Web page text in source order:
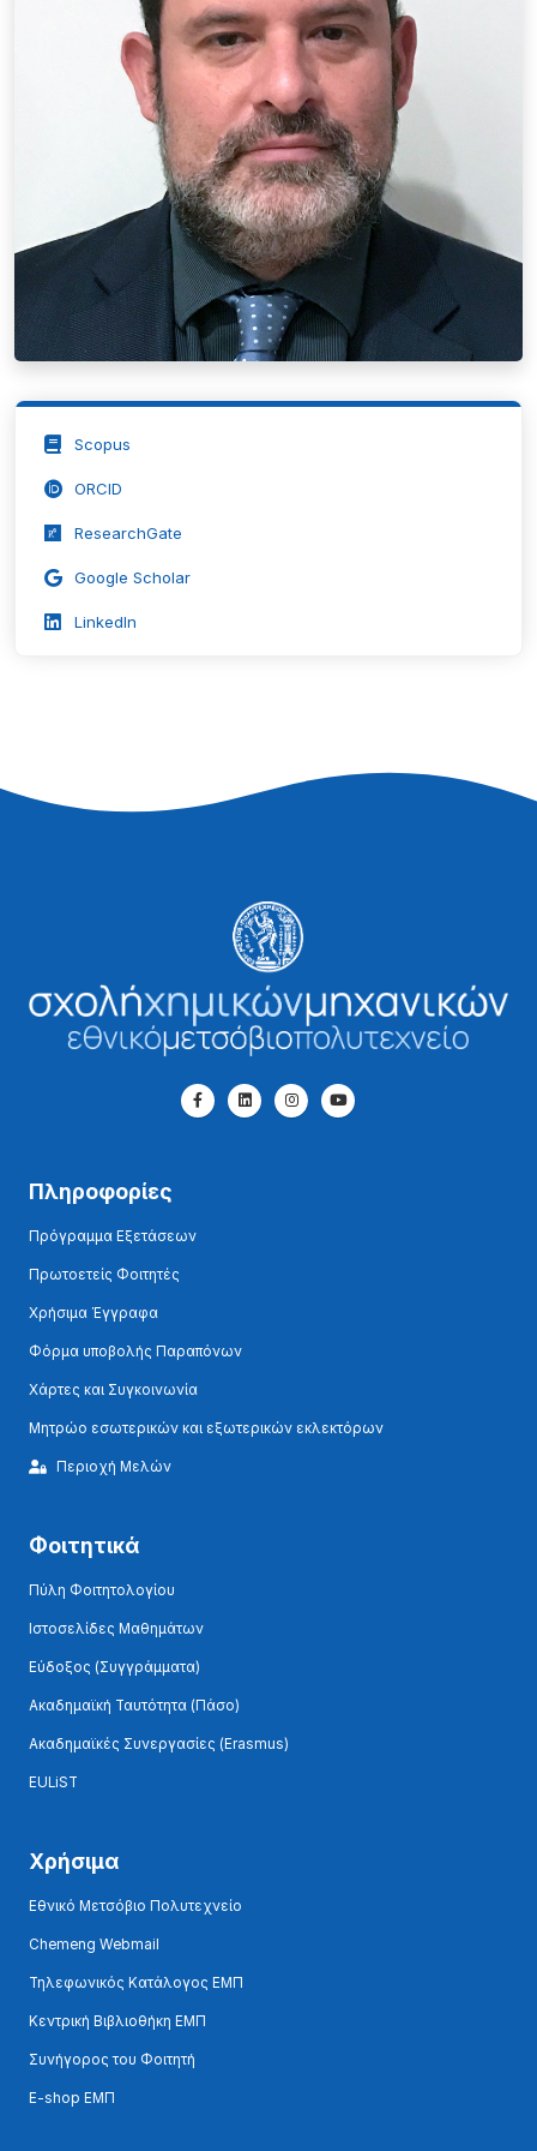
Scopus
ORCID
ResearchGate
Google Scholar
LinkedIn
Πληροφορίες
Πρόγραμμα Εξετάσεων
Πρωτοετείς Φοιτητές
Χρήσιμα Έγγραφα
Φόρμα υποβολής Παραπόνων
Χάρτες και Συγκοινωνία
Μητρώο εσωτερικών και εξωτερικών εκλεκτόρων
Περιοχή Μελών
Φοιτητικά
Πύλη Φοιτητολογίου
Ιστοσελίδες Μαθημάτων
Εύδοξος (Συγγράμματα)
Ακαδημαϊκή Ταυτότητα (Πάσο)
Ακαδημαϊκές Συνεργασίες (Erasmus)
EULiST
Χρήσιμα
Εθνικό Μετσόβιο Πολυτεχνείο
Chemeng Webmail
Τηλεφωνικός Κατάλογος ΕΜΠ
Κεντρική Βιβλιοθήκη ΕΜΠ
Συνήγορος του Φοιτητή
E-shop ΕΜΠ